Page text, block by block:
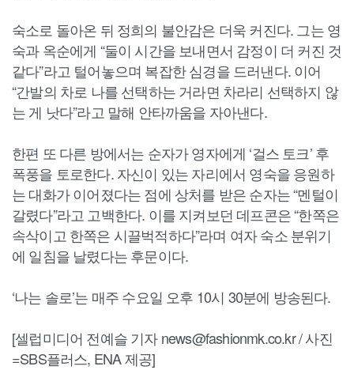
숙소로 돌아온 뒤 정희의 불안감은 더욱 커진다. 그는 영
숙과 옥순에게 “둘이 시간을 보내면서 감정이 더 커진 것
같다”라고 털어놓으며 복잡한 심경을 드러낸다. 이어
“간발의 차로 나를 선택하는 거라면 차라리 선택하지 않
는 게 낫다”라고 말해 안타까움을 자아낸다.
한편 또 다른 방에서는 순자가 영자에게 ‘걸스 토크’ 후
폭풍을 토로한다. 자신이 있는 자리에서 영숙을 응원하
는 대화가 이어졌다는 점에 상처를 받은 순자는 “멘털이
갈렸다”라고 고백한다. 이를 지켜보던 데프콘은 “한쪽은
속삭이고 한쪽은 시끌벅적하다”라며 여자 숙소 분위기
에 일침을 날렸다는 후문이다.
‘나는 솔로’는 매주 수요일 오후 10시 30분에 방송된다.
[셀럽미디어 전예슬 기자 news@fashionmk.co.kr / 사진
=SBS플러스, ENA 제공]